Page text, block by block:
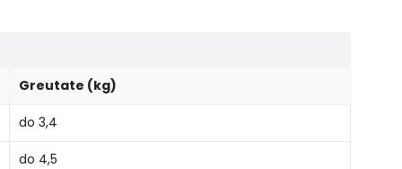
Greutate (kg)
do 3,4
do 4,5